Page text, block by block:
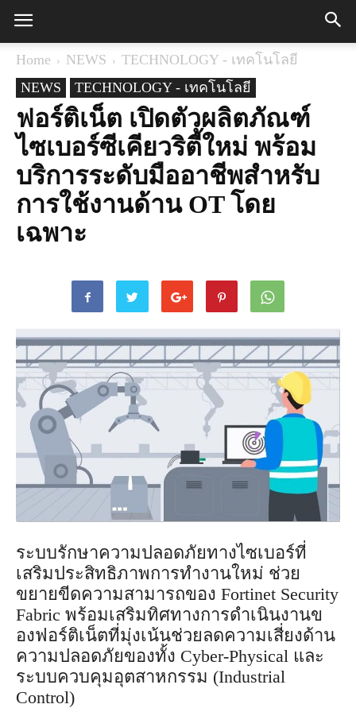
Home NEWS
TECHNOLOGY - เทคโนโลยี
NEWS
TECHNOLOGY - เทคโนโลยี
ฟอร์ติเน็ต เปิดตัวผลิตภัณฑ์
ไซเบอร์ซีเคียวริตี้ใหม่ พร้อม
บริการระดับมืออาชีพสำหรับ
การใช้งานด้าน OT โดย
เฉพาะ
ระบบรักษาความปลอดภัยทางไซเบอร์ที่
เสริมประสิทธิภาพการทำงานใหม่ ช่วย
ขยายขีดความสามารถของ Fortinet Security
Fabric พร้อมเสริมทิศทางการดำเนินงานข
องฟอร์ติเน็ตที่มุ่งเน้นช่วยลดความเสี่ยงด้าน
ความปลอดภัยของทั้ง Cyber-Physical และ
ระบบควบคุมอุตสาหกรรม (Industrial
Control)